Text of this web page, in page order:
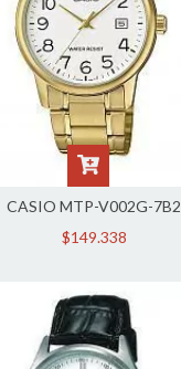
CASIO MTP-V002G-7B2
$149.338